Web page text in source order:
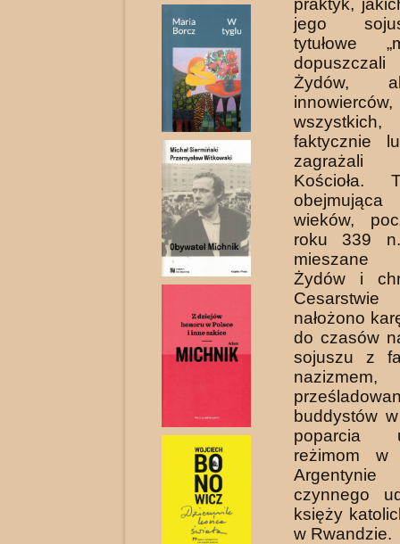
praktyk,
jego
tytułowe
Żydów,
faktycznie
Kościoła.
obejmująca
wieków,
roku 339
mieszane
Żydów i
Cesarstwie
nałożono
do czasów
sojuszu z
nazizmem,
buddystów
poparcia
reżimom
czynnego
księży
w Rwandzie.